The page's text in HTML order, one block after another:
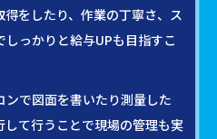
をしたり、作業の丁寧さ、ス
っかりと給与UPも目指すこ
で図面を書いたり測量した
て行うことで現場の管理も実